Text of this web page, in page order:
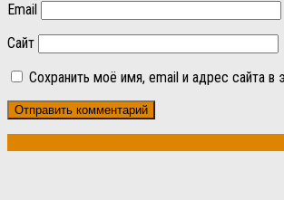
Email
Сайт
Сохранить моё имя, email и адрес сайта